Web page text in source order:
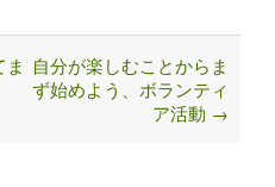
自分が楽しむことからま
ず始めよう、ボランティ
ア活動 →